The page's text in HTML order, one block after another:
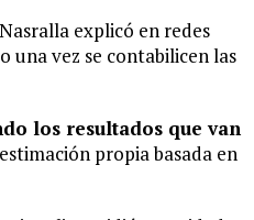
explicó en redes
una vez se contabilicen las
los resultados que van
propia basada en